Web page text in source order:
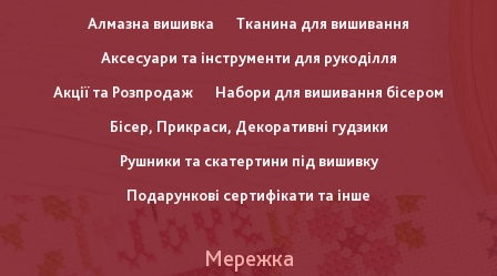
Алмазна вишивка
Тканина для вишивання
Аксесуари та інструменти для рукоділля
Акції та Розпродаж
Набори для вишивання бісером
Бісер, Прикраси, Декоративні гудзики
Рушники та скатертини під вишивку
Подарункові сертифікати та інше
Мережка